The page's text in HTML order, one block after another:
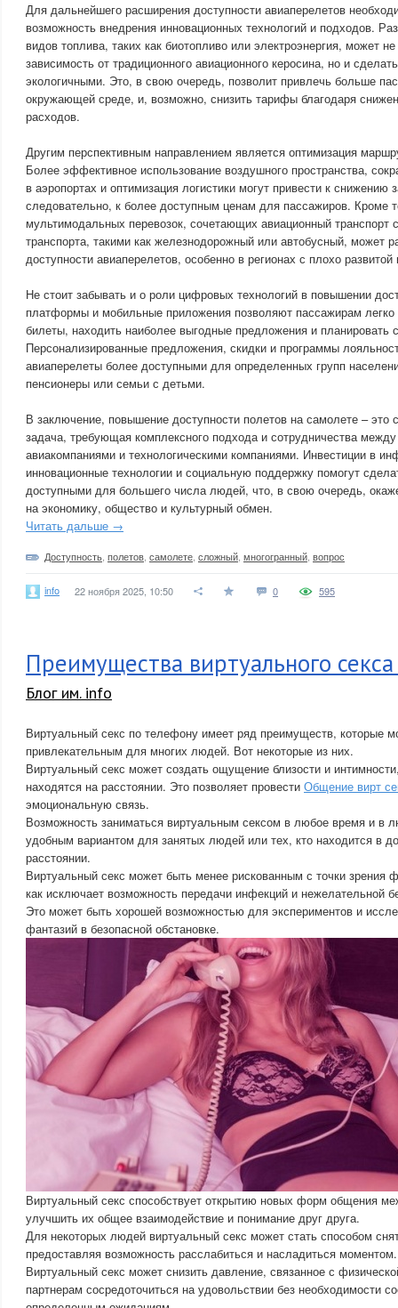
Для дальнейшего расширения доступности авиаперелетов
возможность внедрения инновационных технологий и подходов.
видов топлива, таких как биотопливо или электроэнергия, может
зависимость от традиционного авиационного керосина, но и
экологичными. Это, в свою очередь, позволит привлечь больше
окружающей среде, и, возможно, снизить тарифы благодаря
расходов.
Другим перспективным направлением является оптимизация
Более эффективное использование воздушного пространства,
в аэропортах и оптимизация логистики могут привести к снижению
следовательно, к более доступным ценам для пассажиров. Кроме
мультимодальных перевозок, сочетающих авиационный транспорт
транспорта, такими как железнодорожный или автобусный, может
доступности авиаперелетов, особенно в регионах с плохо
Не стоит забывать и о роли цифровых технологий в повышении
платформы и мобильные приложения позволяют пассажирам легко
билеты, находить наиболее выгодные предложения и планировать
Персонализированные предложения, скидки и программы
авиаперелеты более доступными для определенных групп
пенсионеры или семьи с детьми.
В заключение, повышение доступности полетов на самолете –
задача, требующая комплексного подхода и сотрудничества
авиакомпаниями и технологическими компаниями. Инвестиции в
инновационные технологии и социальную поддержку помогут
доступными для большего числа людей, что, в свою очередь,
на экономику, общество и культурный обмен.
Читать дальше →
Доступность полетов самолете сложный многогранный вопрос
info 22 ноября 2025, 10:50 0 595
Преимущества виртуального
Блог им. info
Виртуальный секс по телефону имеет ряд преимуществ, которые
привлекательным для многих людей. Вот некоторые из них.
Виртуальный секс может создать ощущение близости и
находятся на расстоянии. Это позволяет провести Общение вирт
эмоциональную связь.
Возможность заниматься виртуальным сексом в любое время и в
удобным вариантом для занятых людей или тех, кто находится в
расстоянии.
Виртуальный секс может быть менее рискованным с точки зрения
как исключает возможность передачи инфекций и нежелательной
Это может быть хорошей возможностью для экспериментов и
фантазий в безопасной обстановке.
Виртуальный секс способствует открытию новых форм общения
улучшить их общее взаимодействие и понимание друг друга.
Для некоторых людей виртуальный секс может стать способом
предоставляя возможность расслабиться и насладиться моментом.
Виртуальный секс может снизить давление, связанное с
партнерам сосредоточиться на удовольствии без необходимости